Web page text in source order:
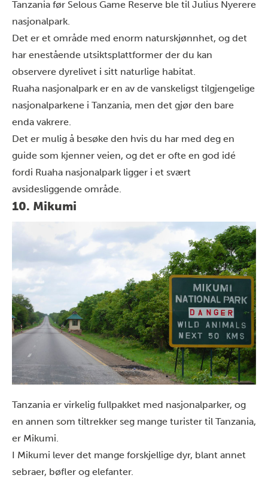
Tanzania før Selous Game Reserve ble til Julius Nyerere
nasjonalpark.
Det er et område med enorm naturskjønnhet, og det
har enestående utsiktsplattformer der du kan
observere dyrelivet i sitt naturlige habitat.
Ruaha nasjonalpark er en av de vanskeligst tilgjengelige
nasjonalparkene i Tanzania, men det gjør den bare
enda vakrere.
Det er mulig å besøke den hvis du har med deg en
guide som kjenner veien, og det er ofte en god idé
fordi Ruaha nasjonalpark ligger i et svært
avsidesliggende område.
10. Mikumi
Tanzania er virkelig fullpakket med nasjonalparker, og
en annen som tiltrekker seg mange turister til Tanzania,
er Mikumi.
I Mikumi lever det mange forskjellige dyr, blant annet
sebraer, bøfler og elefanter.